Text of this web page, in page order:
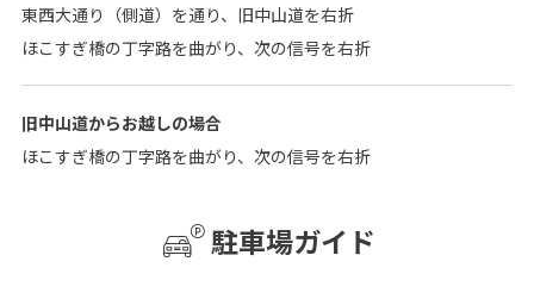
東西大通り（側道）を通り、旧中山道を右折
ほこすぎ橋の丁字路を曲がり、次の信号を右折
旧中山道からお越しの場合
ほこすぎ橋の丁字路を曲がり、次の信号を右折
駐車場ガイド